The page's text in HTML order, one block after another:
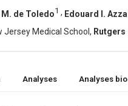
de Toledo1 , Edouard I.
Jersey Medical School,
Analyses Analyses